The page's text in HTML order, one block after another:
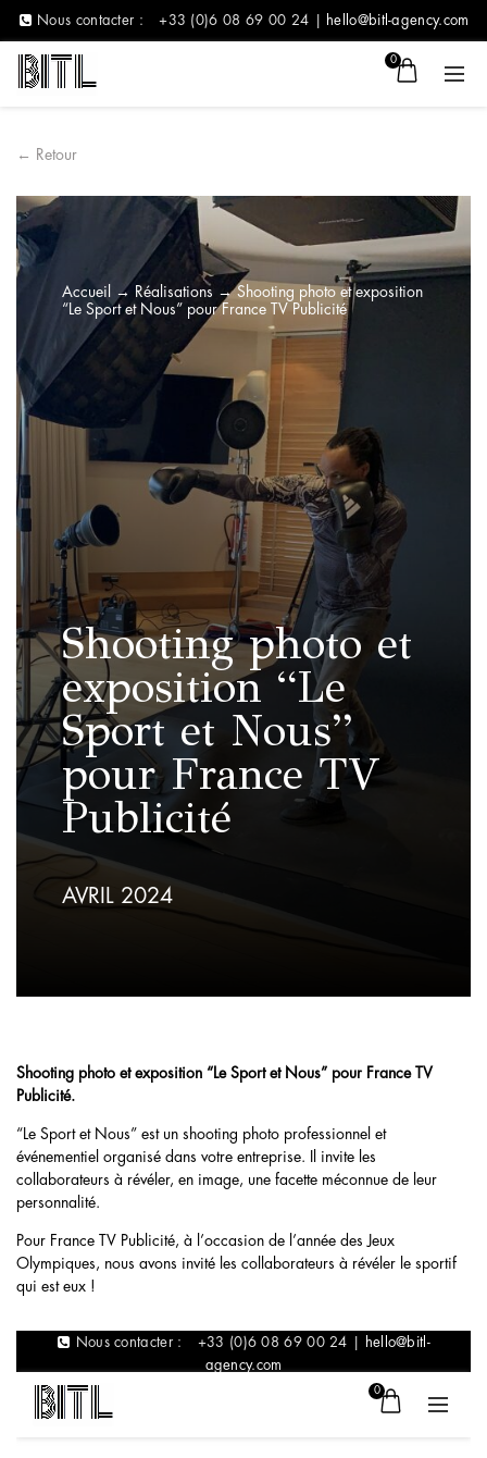
Nous contacter : +33 (0)6 08 69 00 24 | hello@bitl-agency.com
0
← Retour
Accueil → Réalisations →Shooting photo et exposition
“Le Sport et Nous” pour France TV Publicité
Shooting photo et
exposition “Le
Sport et Nous”
pour France TV
Publicité
AVRIL 2024
Shooting photo et exposition “Le Sport et Nous” pour France TV
Publicité.
“Le Sport et Nous” estun shooting photo professionnel et
événementiel organisé dans votre entreprise.
Il invite les
collaborateurs à révéler, en image, une facette méconnue de leur
personnalité.
Pour France TV Publicité, à l’occasion de l’année des Jeux
Olympiques, nous avons invité les collaborateurs à révéler le sportif
qui est eux !